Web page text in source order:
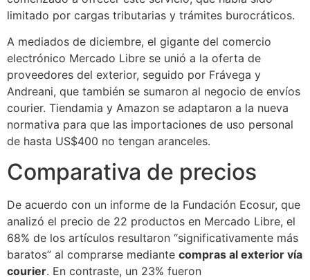
limitado por cargas tributarias y trámites burocráticos.
A mediados de diciembre, el gigante del comercio
electrónico Mercado Libre se unió a la oferta de
proveedores del exterior, seguido por Frávega y
Andreani, que también se sumaron al negocio de envíos
courier. Tiendamia y Amazon se adaptaron a la nueva
normativa para que las importaciones de uso personal
de hasta US$400 no tengan aranceles.
Comparativa de precios
De acuerdo con un informe de la Fundación Ecosur, que
analizó el precio de 22 productos en Mercado Libre, el
68% de los artículos resultaron “significativamente más
baratos” al comprarse mediante compras al exterior vía
courier. En contraste, un 23% fueron